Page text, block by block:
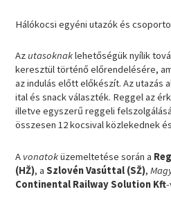
Hálókocsi egyéni utazók és
Azutasoknaklehetőségük nyílik
keresztül történő előrendelésére,
az indulás előtt előkészít. Az utazás
ital és snack választék. Reggel az
illetve egyszerű reggeli
összesen 12 kocsival közlekednek
A vonatoküzemeltetése során a
(HŽ), aSzlovén Vasúttal (SŽ),
Continental Railway Solution Kft